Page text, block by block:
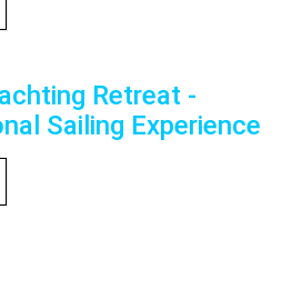
Retreat -
Sailing Experience